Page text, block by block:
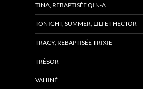
TINA, REBAPTISÉE QIN-A
TONIGHT, SUMMER, LILI ET HECTOR
TRACY, REBAPTISÉE TRIXIE
TRÉSOR
VAHINÉ